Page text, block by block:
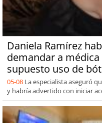
Daniela Ramírez
demandar a
supuesto uso de
05-08 La especialista aseguró
y habría advertido con iniciar